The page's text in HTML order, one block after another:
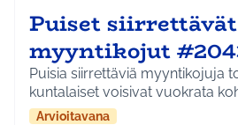
Puiset siirrettävät
myyntikojut
Puisia siirrettäviä myyntikojuja
kuntalaiset voisivat vuokrata
Arvioitavana